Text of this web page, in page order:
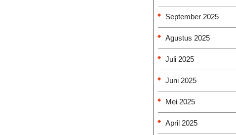
September 2025
Agustus 2025
Juli 2025
Juni 2025
Mei 2025
April 2025